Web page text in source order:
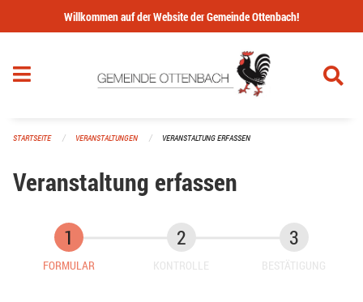
Navigation überspringen
Willkommen auf der Website der Gemeinde Ottenbach!
STARTSEITE VERANSTALTUNGEN VERANSTALTUNG ERFASSEN
Veranstaltung erfassen
FORMULAR KONTROLLE BESTÄTIGUNG